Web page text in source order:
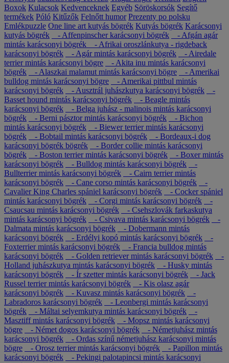
Boxok Kulacsok Kedvenceknek Egyéb Söröskorsók Segítő
termékek Póló Kitűzők Felnőtt humor Prezenty po polsku
Emlékpuzzle One line art kutyás bögrék Kutyás bögrék Karácsonyi
kutyás bögrék
- Affenpinscher karácsonyi bögrék
- Afgán agár
mintás karácsonyi bögrék
- Afrikai oroszlánkutya - rigdeback
karácsonyi bögrék
- Agár mintás karácsonyi bögrék
- Airedale
terrier mintás karácsonyi bögre
- Akita inu mintás karácsonyi
bögrék
- Alaszkai malamut mintás karácsonyi bögre
- Amerikai
bulldog mintás karácsonyi bögre
- Amerikai pittbul mintás
karácsonyi bögrék
- Ausztrál juhászkutya karácsonyi bögrék
-
Basset hound mintás karácsonyi bögrék
- Beagle mintás
karácsonyi bögrék
- Belga juhász - malinois mintás karácsonyi
bögrék
- Berni pásztor mintás karácsonyi bögrék
- Bichon
mintás karácsonyi bögrék
- Biewer terrier mintás karácsonyi
bögrék
- Bobtail mintás karácsonyi bögrék
- Bordeaux-i dog
karácsonyi bögrék bögrék
- Border collie mintás karácsonyi
bögrék
- Boston terrier mintás karácsonyi bögrék
- Boxer mintás
karácsonyi bögrék
- Bulldog mintás karácsonyi bögrék
-
Bullterrier mintás karácsonyi bögrék
- Cairn terrier mintás
karácsonyi bögrék
- Cane corso mintás karácsonyi bögrék
-
Cavalier King Charles spániel karácsonyi bögrék
- Cocker spániel
mintás karácsonyi bögrék
- Corgi mintás karácsonyi bögrék
-
Csaucsau mintás karácsonyi bögrék
- Csehszlovák farkaskutya
mintás karácsonyi bögrék
- Csivava mintás karácsonyi bögrék
-
Dalmata mintás karácsonyi bögrék
- Dobermann mintás
karácsonyi bögrék
- Erdélyi kopó mintás karácsonyi bögrék
-
Foxterrier mintás karácsonyi bögrék
- Francia bulldog mintás
karácsonyi bögrék
- Golden retriever mintás karácsonyi bögrék
-
Holland juhászkutya mintás karácsonyi bögrék
- Husky mintás
karácsonyi bögrék
- Ír szetter mintás karácsonyi bögrék
- Jack
Russel terrier mintás karácsonyi bögrék
- Kis olasz agár
karácsonyi bögrék
- Kuvasz mintás karácsonyi bögrék
-
Labradoros karácsonyi bögrék
- Leonbergi mintás karácsonyi
bögrék
- Máltai selyemkutya mintás karácsonyi bögrék
-
Masztiff mintás karácsonyi bögrék
- Mopsz mintás karácsonyi
bögre
- Német dogos karácsonyi bögrék
- Németjuhász mintás
karácsonyi bögrék
- Ordas színű németjuhász karácsonyi mintás
bögre
- Orosz terrier mintás karácsonyi bögrék
- Papillon mintás
karácsonyi bögrék
- Pekingi palotapincsi mintás karácsonyi